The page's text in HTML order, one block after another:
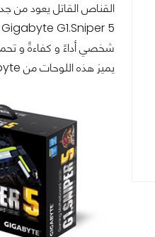
شخصي أداءً و كفاءةً و
يميز هذه اللوحات من Gigabyte تصميمها الفريد باللون الأخضر المستوحى من قوات الجيش.